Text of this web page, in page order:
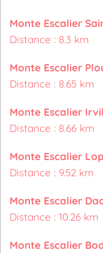
Monte Escalier
Distance : 8.3 km
Monte Escalier
Distance : 8.65 km
Monte Escalier
Distance : 8.66 km
Monte Escalier
Distance : 9.52 km
Monte Escalier
Distance : 10.26 km
Monte Escalier